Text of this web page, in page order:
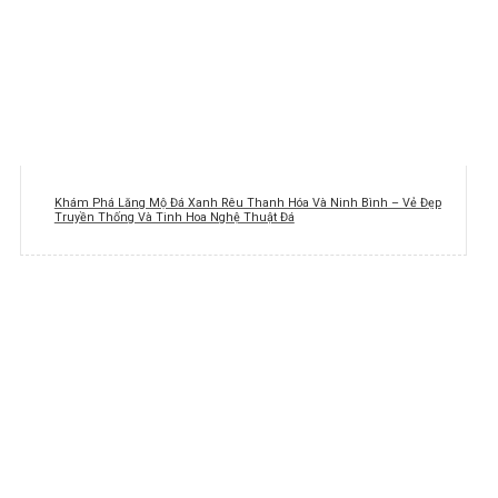
Khám Phá Lăng Mộ Đá Xanh Rêu Thanh Hóa Và Ninh Bình – Vẻ Đẹp
Truyền Thống Và Tinh Hoa Nghệ Thuật Đá